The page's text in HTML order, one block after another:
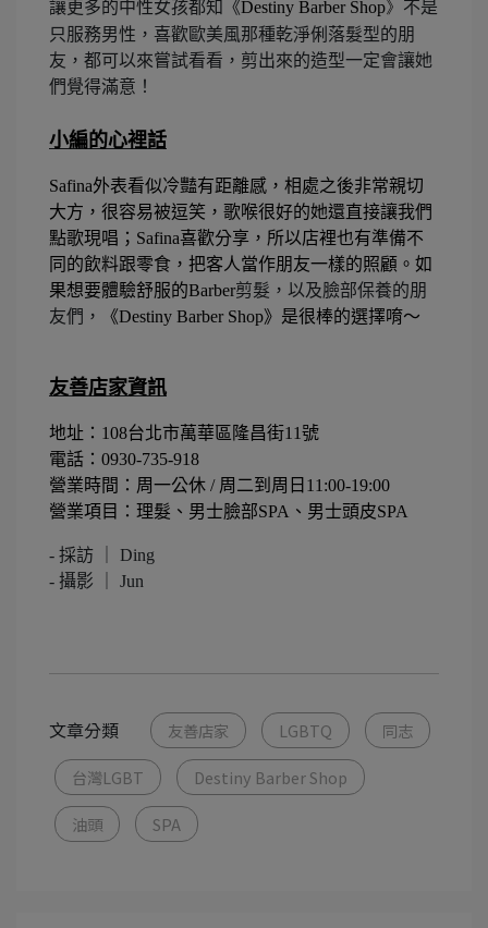
讓更多的中性女孩都知《Destiny Barber Shop》 不是
只服務男性，喜歡歐美風那種乾淨俐落髮型的朋
友，都可以來嘗試看看，剪出來的造型一定會讓她
們覺得滿意！
小編的心裡話
Safina外表看似冷豔有距離感，相處之後非常親切
大方，很容易被逗笑，歌喉很好的她還直接讓我們
點歌現唱； Safina喜歡分享，所以店裡也有準備不
同的飲料跟零食，把客人當作朋友一樣的照顧。如
果想要體驗舒服的Barber剪髮，以及臉部保養的朋
友們，
《Destiny Barber Shop》是很棒的選擇唷～
友善店家資訊
地址：108台北市萬華區隆昌街11號
電話：0930-735-918
營業時間：周一公休 / 周二到周日 11:00-19:00
營業項目：理髮、男士臉部SPA 、男士頭皮SPA
- 採訪 ｜ Ding
- 攝影 ｜ Jun
文章分類 友善店家 LGBTQ 同志
台灣LGBT Destiny Barber Shop
油頭 SPA